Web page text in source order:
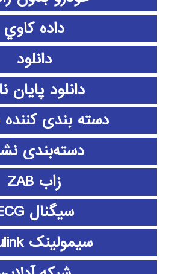
داده كاوي
دانلود
دانلود پايان
دسته بندی
دسته‌بندی
زاب ZAB
سیگنال ECG
سیمولینک simulink